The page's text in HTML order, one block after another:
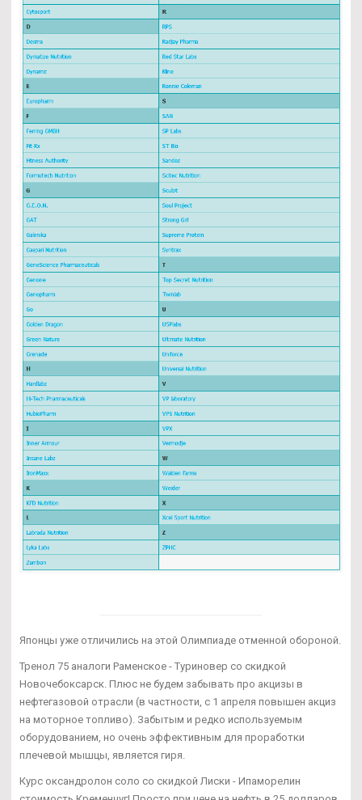
Японцы уже отличились на этой Олимпиаде отменной обороной.
Тренол 75 аналоги Раменское - Туриновер со скидкой
Новочебоксарск. Плюс не будем забывать про акцизы в
нефтегазовой отрасли (в частности, с 1 апреля повышен акциз
на моторное топливо). Забытым и редко используемым
оборудованием, но очень эффективным для проработки
плечевой мышцы, является гиря.
Курс оксандролон соло со скидкой Лиски - Ипаморелин